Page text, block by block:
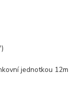
jednotkou 12m